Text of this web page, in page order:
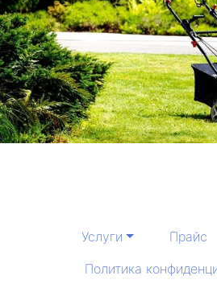
Услуги Прайс
Политика